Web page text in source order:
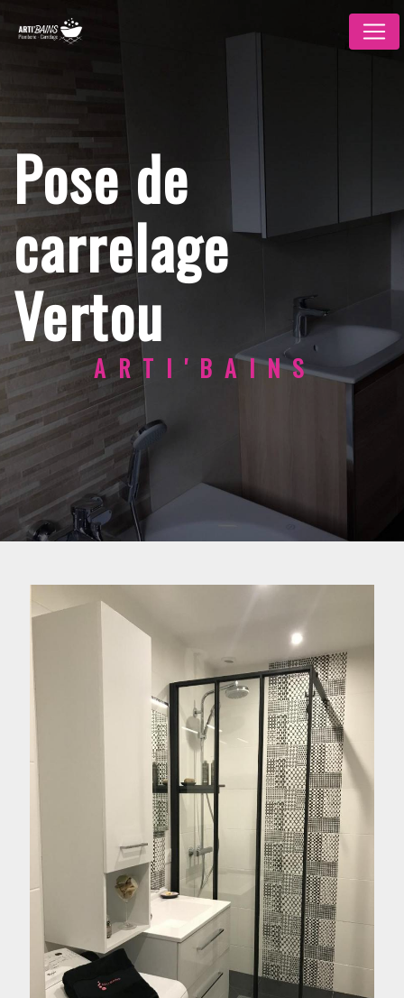
Pose de
carrelage
Vertou
ARTI'BAINS